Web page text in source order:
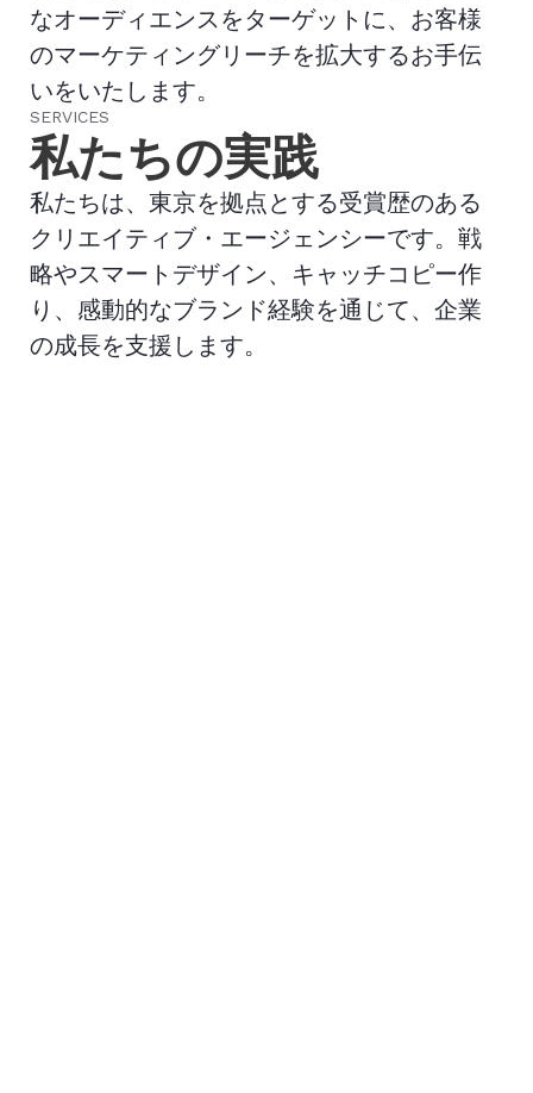
なオーディエンスをターゲットに、お客様
のマーケティングリーチを拡大するお手伝
いをいたします。
SERVICES
私たちの実践
私たちは、東京を拠点とする受賞歴のある
クリエイティブ・エージェンシーです。戦
略やスマートデザイン、キャッチコピー作
り、感動的なブランド経験を通じて、企業
の成長を支援します。